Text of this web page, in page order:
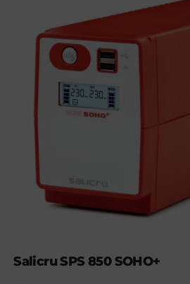
Salicru SPS 850 SOHO+